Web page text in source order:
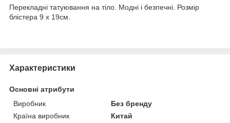
Перекладні татуювання на тіло. Модні і безпечні. Розмір
блістера 9 х 19см.
Характеристики
Основні атрибути
Виробник
Без бренду
Країна виробник
Китай